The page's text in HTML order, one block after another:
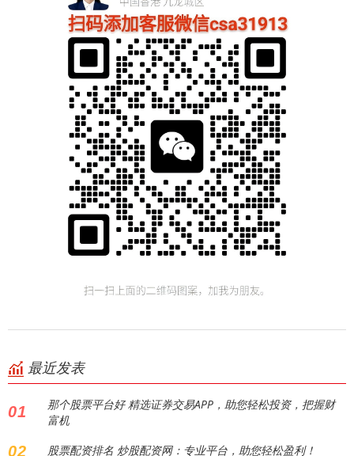
最近发表
01
那个股票平台好 精选证券交易APP，助您轻松投资，把握财
富机
02 股票配资排名 炒股配资网：专业平台，助您轻松盈利！